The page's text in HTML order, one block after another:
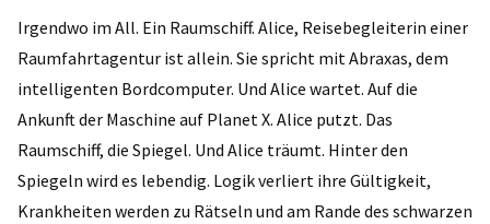
Irgendwo im All. Ein Raumschiff. Alice, Reisebegleiterin einer
Raumfahrtagentur ist allein. Sie spricht mit Abraxas, dem
intelligenten Bordcomputer. Und Alice wartet. Auf die
Ankunft der Maschine auf Planet X. Alice putzt. Das
Raumschiff, die Spiegel. Und Alice träumt. Hinter den
Spiegeln wird es lebendig. Logik verliert ihre Gültigkeit,
Krankheiten werden zu Rätseln und am Rande des schwarzen